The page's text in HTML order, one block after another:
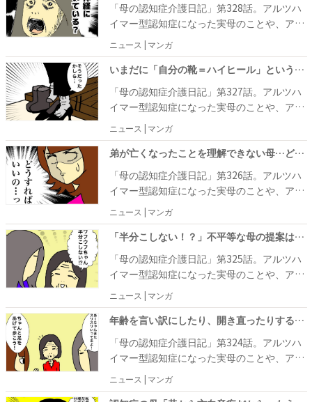
「母の認知症介護日記」第328話。アルツハ
イマー型認知症になった実母のことや、アラ
フィフ主婦の日常をあれこれ書き連ねるワフ
ウフさん。自身の体験をマンガにしていま
す。 母・あーちゃんの視覚が低下しているの
ではないかと気になっていたワフウフさん
は、「糖尿病性網膜症」という病気が進行す
ると、視界が灰色がかって見えるらしいと知
り、不安でなーにゃんに相談します。急き
ょ、姉・なーにゃんが病院に連れて行ってく
れて、あーちゃんは「糖尿病性網膜症」では
なく「加齢黄斑変性症」の萎縮型だとわかり
ました。ただ、これは加齢によるもので特に
治療法は確立していないとのこと。症状が進
むと色がわからなくなり視力も低下していく
ようで、ワフウフさんは、あーちゃんの体も
終末期に入っているのかもしれないと思って
いました。そんな中、あーちゃんの弟の訃報
が届きました。しかし、あーちゃんは何度説
明しても、弟が亡くなった事実を忘れてしま
い、ひたすら驚くだけで話が進みませ
ん……。こういうとき、どんな対応が正解な
のかがわからず、ワフウフさん姉妹は困って
しまいました。
ニュース | マンガ
いまだに「自分の靴＝ハイヒール」というイメージを持つ母にソワソワして #母の認知症介護日記 327
「母の認知症介護日記」第327話。アルツハ
イマー型認知症になった実母のことや、アラ
フィフ主婦の日常をあれこれ書き連ねるワフ
ウフさん。自身の体験をマンガにしていま
す。 先日、母・あーちゃんが上着をなくした
と施設に相談したらしく、仕事中の姉・なー
にゃんのもとに施設から電話がかかってきま
した。話を聞いたなーにゃんが、あーちゃん
に電話で確認すると「私、そんなこと言った
の？ 記憶にないわ！」と、話は終了。しか
し、そこでオフホワイトのジャケットをあー
ちゃんが「灰色のジャケット」と言ってい
て、先日も快晴の青空を「空が灰色みたいな
変な色ねえ」と言っていたことを思い出しま
した。もしかして、嗅覚が鈍るように、視覚
も鈍っていくの……？ と、ワフウフさんは心
配になってしまいます。あーちゃんは、そん
な心配をよそに、相変わらず甘いものに夢
中。お散歩中に見つけた、山盛りで売られて
いるバナナにくぎ付けになり、買う気満々で
す。ワフウフさんがそんなに食べられないと
ニュース | マンガ
弟が亡くなったことを理解できない母…どう対応するのがベストなのか #母の認知症介護日記 326
「母の認知症介護日記」第326話。アルツハ
イマー型認知症になった実母のことや、アラ
フィフ主婦の日常をあれこれ書き連ねるワフ
ウフさん。自身の体験をマンガにしていま
す。 最近、母・あーちゃんの歩き方に不自然
な動きが見られ、立ち上がってから踏み出す
までに時間がかかるようになりました。どう
やら、落ち着いていたと思っていたパーキン
ソン症状が、また出てきてしまっているよう
です。何よりも気になるのが「すり足」で、
歩くのが遅れてワフウフさん姉妹と距離がで
きると、スリスリという音が後ろから聞こえ
てきます。あーちゃんの場合は「動かせな
い」というわけではないので、声をかければ
ちゃんと歩けるのですが、それもつかの間。
ニュース | マンガ
「半分こしない！？」不平等な母の提案は、突っ込みどころ満載で #母の認知症介護日記 325
「母の認知症介護日記」第325話。アルツハ
イマー型認知症になった実母のことや、アラ
フィフ主婦の日常をあれこれ書き連ねるワフ
ウフさん。自身の体験をマンガにしていま
す。 先日、ワフウフさんは母・あーちゃんと
お散歩中に、姉・なーにゃんが住むマンショ
ンを通りかかりました。あーちゃんが無反応
だったので「なーにゃんのマンションだ
よ！」と言うと、あーちゃんは「近い気はし
ていたけど、こんなに近くだったのねえ！」
ニュース | マンガ
年齢を言い訳にしたり、開き直ったりすることが増えた母の姿に悲しさが #母の認知症介護日記 324
「母の認知症介護日記」第324話。アルツハ
イマー型認知症になった実母のことや、アラ
フィフ主婦の日常をあれこれ書き連ねるワフ
ウフさん。自身の体験をマンガにしていま
ニュース | マンガ